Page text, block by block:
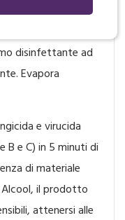
in formula di
disinfettante ad
Evapora
e virucida
B e C) in 5 minuti di
di materiale
il prodotto
attenersi alle